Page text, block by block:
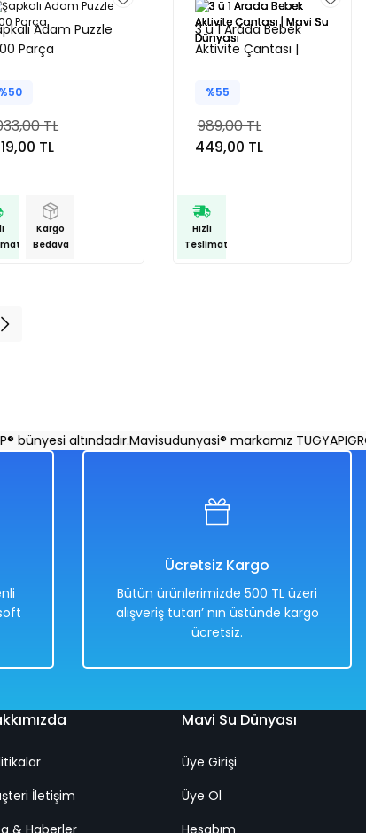
Adam Puzzle
Parça
%50
TL
TL
Kargo
Bedava
3 ü 1 Arada Bebek
Aktivite Çantası |
%55
989,00 TL
449,00 TL
Hızlı
Teslimat
altındadır.Mavisudunyasi® markamız
Ücretsiz Kargo
Bütün ürünlerimizde 500 TL üzeri
alışveriş tutarı’ nın üstünde kargo
ücretsiz.
İletişim
& Haberler
Mavi Su Dünyası
Üye Girişi
Üye Ol
Hesabım